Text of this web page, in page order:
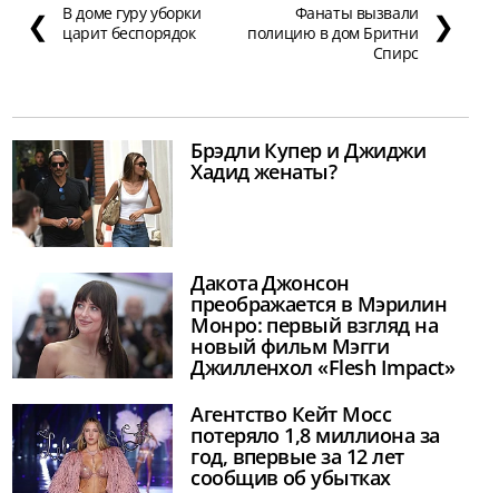
❮
В доме гуру уборки
царит беспорядок
Фанаты вызвали
полицию в дом Бритни
Спирс
❯
Брэдли Купер и Джиджи
Хадид женаты?
Дакота Джонсон
преображается в Мэрилин
Монро: первый взгляд на
новый фильм Мэгги
Джилленхол «Flesh Impact»
Агентство Кейт Мосс
потеряло 1,8 миллиона за
год, впервые за 12 лет
сообщив об убытках